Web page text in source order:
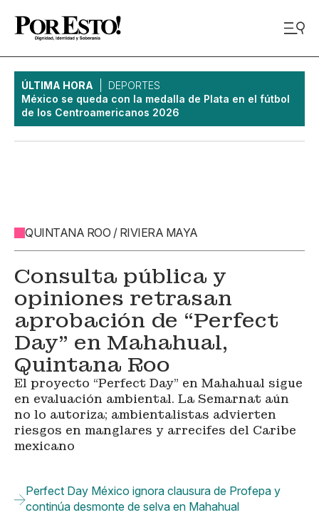
ÚLTIMA HORA
DEPORTES
México se queda con la medalla de Plata en el fútbol
de los Centroamericanos 2026
QUINTANA ROO / RIVIERA MAYA
Consulta pública y
opiniones retrasan
aprobación de “Perfect
Day” en Mahahual,
Quintana Roo
El proyecto “Perfect Day” en Mahahual sigue
en evaluación ambiental. La Semarnat aún
no lo autoriza; ambientalistas advierten
riesgos en manglares y arrecifes del Caribe
mexicano
Perfect Day México ignora clausura de Profepa y
continúa desmonte de selva en Mahahual